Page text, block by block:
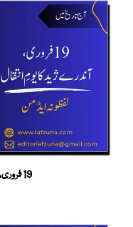
19 فروری، آندرے ژید کا یومِ انتقال